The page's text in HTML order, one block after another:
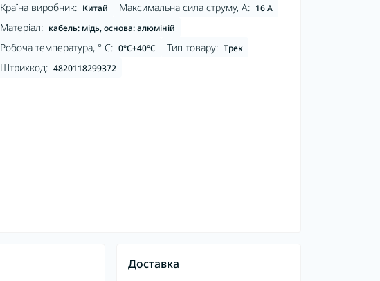
Країна виробник: Китай Максимальна сила струму, А: 16 A
Матеріал: кабель: мідь, основа: алюміній
Робоча температура, ° С: 0°C+40°C Тип товару: Трек
Штрихкод: 4820118299372
Доставка